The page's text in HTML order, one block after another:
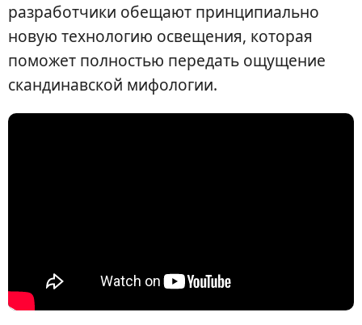
разработчики обещают принципиально
новую технологию освещения, которая
поможет полностью передать ощущение
скандинавской мифологии.